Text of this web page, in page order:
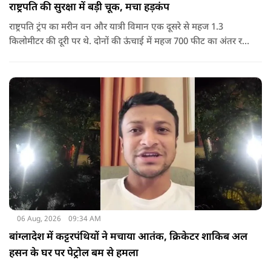
राष्ट्रपति की सुरक्षा में बड़ी चूक, मचा हड़कंप
राष्ट्रपति ट्रंप का मरीन वन और यात्री विमान एक दूसरे से महज 1.3
किलोमीटर की दूरी पर थे. दोनों की ऊंचाई में महज 700 फीट का अंतर रह
06 Aug, 2026 09:34 AM
बांग्लादेश में कट्टरपंथियों ने मचाया आतंक, क्रिकेटर शाकिब अल
हसन के घर पर पेट्रोल बम से हमला